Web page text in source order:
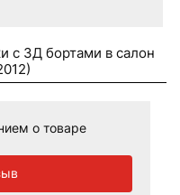
c 3Д бортами в салон
о товаре